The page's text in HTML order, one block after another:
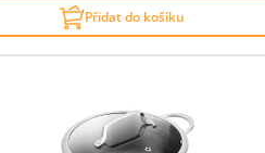
Přidat do košíku